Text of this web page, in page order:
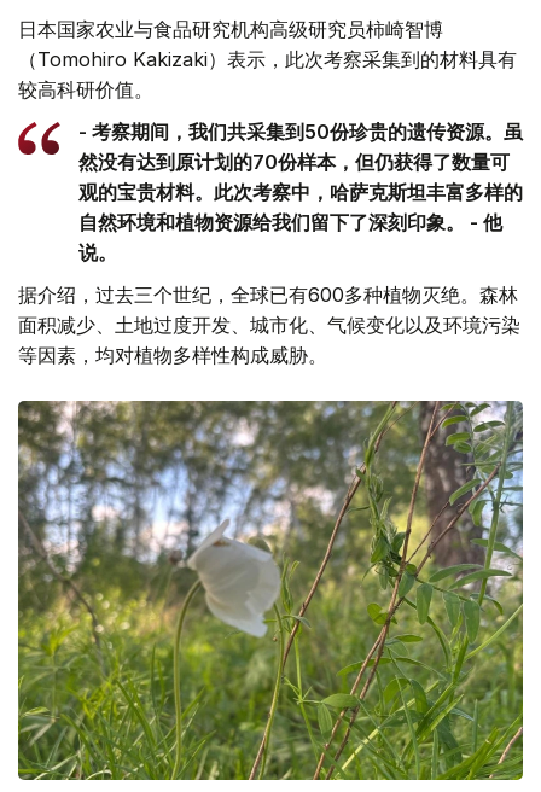
日本国家农业与食品研究机构高级研究员柿崎智博
（Tomohiro Kakizaki）表示，此次考察采集到的材料具有
较高科研价值。
- 考察期间，我们共采集到50份珍贵的遗传资源。虽
然没有达到原计划的70份样本，但仍获得了数量可
观的宝贵材料。此次考察中，哈萨克斯坦丰富多样的
自然环境和植物资源给我们留下了深刻印象。 - 他
说。
据介绍，过去三个世纪，全球已有600多种植物灭绝。森林
面积减少、土地过度开发、城市化、气候变化以及环境污染
等因素，均对植物多样性构成威胁。